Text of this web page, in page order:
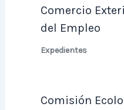
Comercio
del Empleo
Expedientes
Comisión